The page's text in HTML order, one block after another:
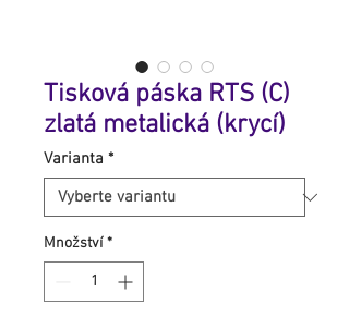
Tisková páska RTS (C)
zlatá metalická (krycí)
Varianta *
Množství *